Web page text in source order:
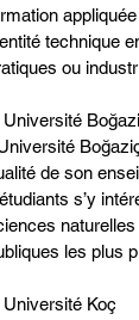
technique
ou
Université
de son
s’y
les plus
Université Koç